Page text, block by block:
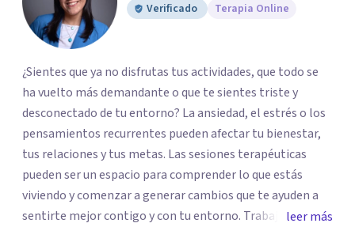
Verificado Terapia Online
¿Sientes que ya no disfrutas tus actividades, que todo se
ha vuelto más demandante o que te sientes triste y
desconectado de tu entorno? La ansiedad, el estrés o los
pensamientos recurrentes pueden afectar tu bienestar,
tus relaciones y tus metas. Las sesiones terapéuticas
pueden ser un espacio para comprender lo que estás
viviendo y comenzar a generar cambios que te ayuden a
sentirte mejor contigo y con tu entorno. Trabajo desde
leer más